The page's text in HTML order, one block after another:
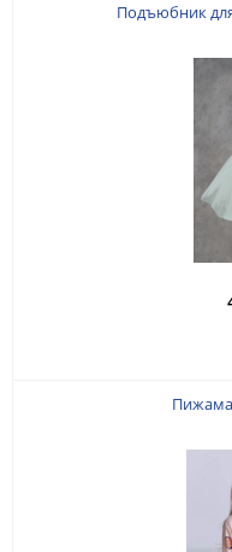
Подъюбник
Пижама